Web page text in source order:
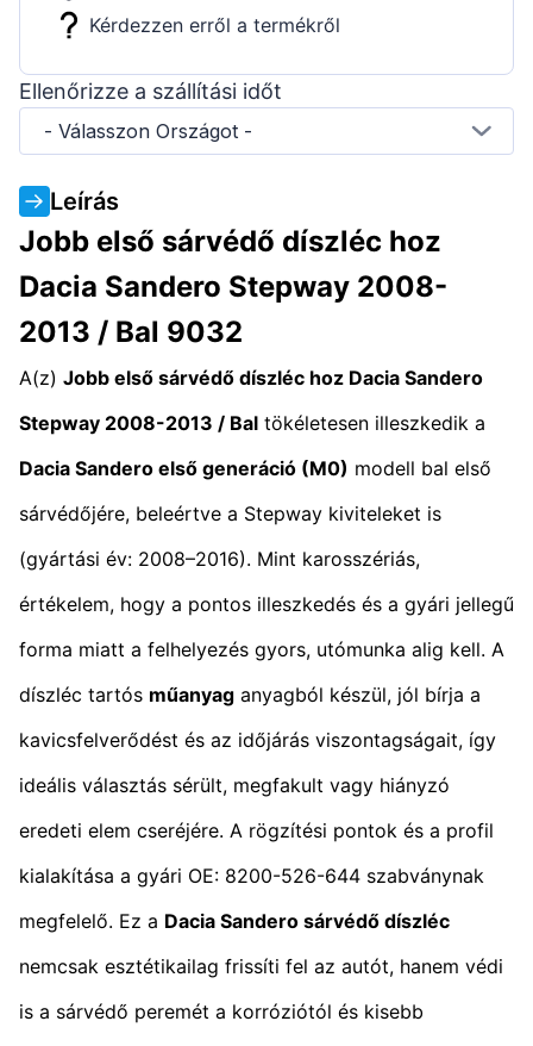
Kérdezzen erről a termékről
Ellenőrizze a szállítási időt
- Válasszon Országot -
Leírás
Jobb első sárvédő díszléc hoz
Dacia Sandero Stepway 2008-
2013 / Bal 9032
A(z) Jobb első sárvédő díszléc hoz Dacia Sandero
Stepway 2008-2013 / Bal tökéletesen illeszkedik a
Dacia Sandero első generáció (M0) modell bal első
sárvédőjére, beleértve a Stepway kiviteleket is
(gyártási év: 2008–2016). Mint karosszériás,
értékelem, hogy a pontos illeszkedés és a gyári jellegű
forma miatt a felhelyezés gyors, utómunka alig kell. A
díszléc tartós műanyag anyagból készül, jól bírja a
kavicsfelverődést és az időjárás viszontagságait, így
ideális választás sérült, megfakult vagy hiányzó
eredeti elem cseréjére. A rögzítési pontok és a profil
kialakítása a gyári OE: 8200-526-644 szabványnak
megfelelő. Ez a Dacia Sandero sárvédő díszléc
nemcsak esztétikailag frissíti fel az autót, hanem védi
is a sárvédő peremét a korróziótól és kisebb